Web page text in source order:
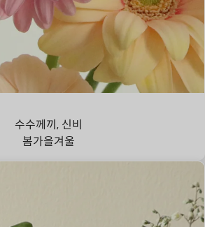
수수께끼, 신비
봄가을겨울